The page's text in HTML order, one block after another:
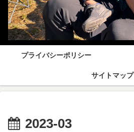
プライバシーポリシー
サイトマップ
2023-03